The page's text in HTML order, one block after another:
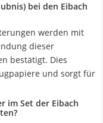
bei den Eibach
werden mit
dieser
bestätigt. Dies
und sorgt für
im Set der Eibach